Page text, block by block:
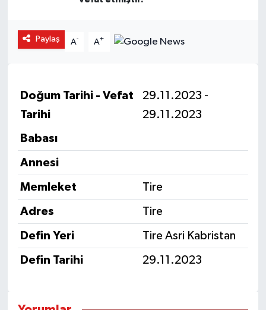
Paylaş A- A+
Doğum Tarihi - Vefat
Tarihi
29.11.2023 -
29.11.2023
Babası
Annesi
Memleket Tire
Adres Tire
Defin Yeri Tire Asri Kabristan
Defin Tarihi 29.11.2023